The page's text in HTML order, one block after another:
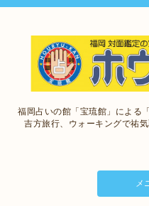
福岡占いの館「宝琉館」による
吉方旅行、ウォーキングで祐
メ